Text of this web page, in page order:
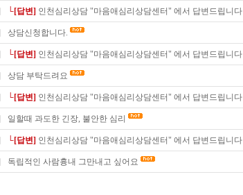
└[답변] 인천심리상담 "마음애심리상담센터" 에서 답변드립니다
상담신청합니다.
└[답변] 인천심리상담 "마음애심리상담센터" 에서 답변드립니다
상담 부탁드려요
└[답변] 인천심리상담 "마음애심리상담센터" 에서 답변드립니다
일할때 과도한 긴장, 불안한 심리
└[답변] 인천심리상담 "마음애심리상담센터" 에서 답변드립니다
독립적인 사람흉내 그만내고 싶어요